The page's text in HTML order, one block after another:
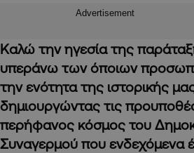
Advertisement
Καλώ την ηγεσία της
υπεράνω των όποιων
την ενότητα της ιστορικής
δημιουργώντας τις
περήφανος κόσμος του
Συναγερμού που ενδεχόμενα